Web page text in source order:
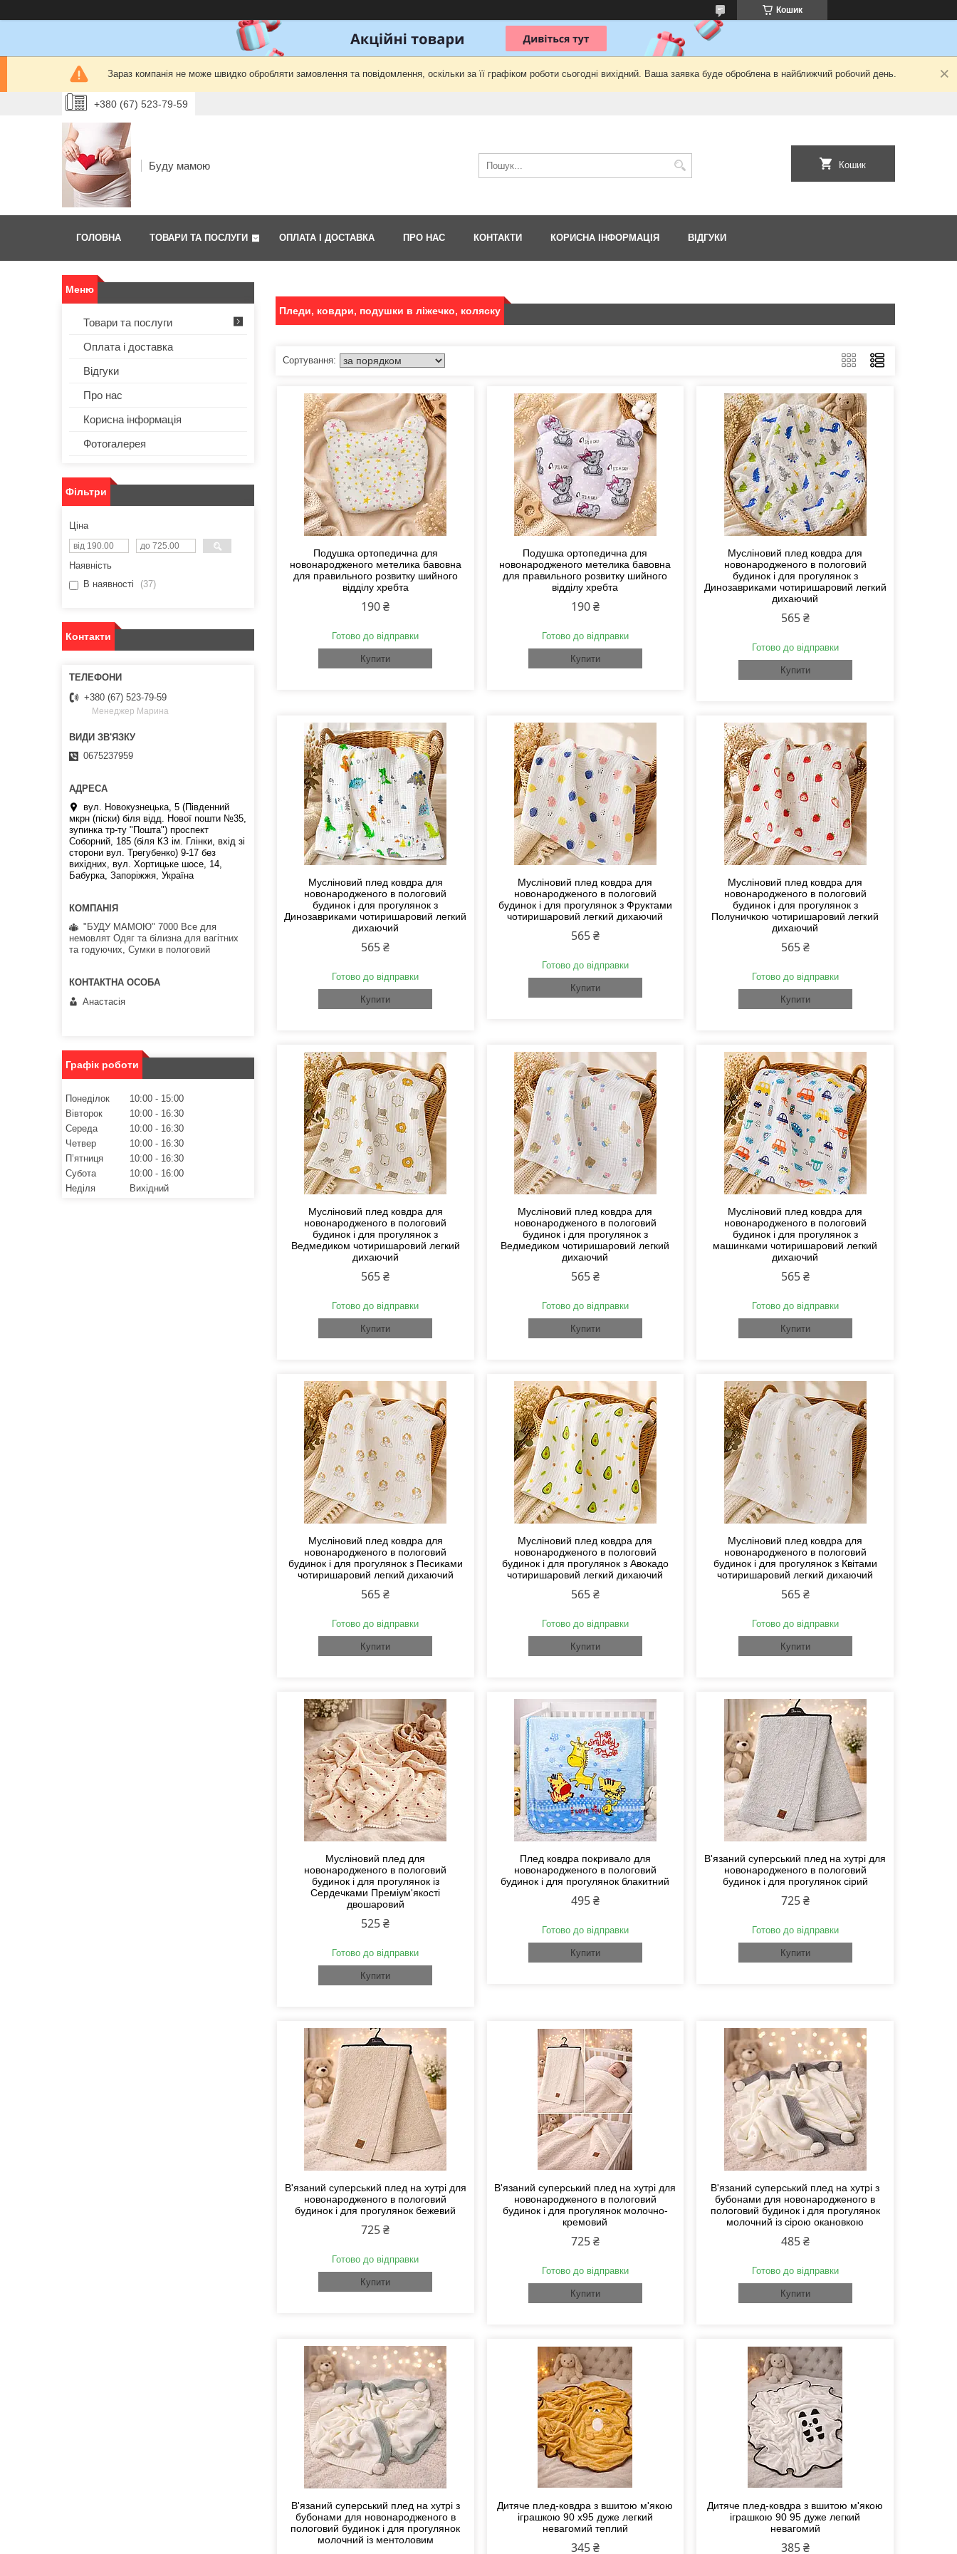
Кошик
Зараз компанія не може швидко обробляти замовлення та повідомлення, оскільки за її графіком роботи сьогодні вихідний. Ваша заявка буде оброблена в найближчий робочий день.
+380 (67) 523-79-59
Буду мамою Кошик
ГОЛОВНА ТОВАРИ ТА ПОСЛУГИ ОПЛАТА І ДОСТАВКА ПРО НАС КОНТАКТИ КОРИСНА ІНФОРМАЦІЯ ВІДГУКИ
Пледи, ковдри, подушки в ліжечко, коляску
Подушка ортопедична для
новонародженого метелика бавовна
для правильного розвитку шийного
відділу хребта
190 ₴
Готово до відправки
Купити
Подушка ортопедична для
новонародженого метелика бавовна
для правильного розвитку шийного
відділу хребта
190 ₴
Готово до відправки
Купити
Мусліновий плед ковдра для
новонародженого в пологовий
будинок і для прогулянок з
Динозавриками чотиришаровий легкий
дихаючий
565 ₴
Готово до відправки
Купити
Мусліновий плед ковдра для
новонародженого в пологовий
будинок і для прогулянок з
Динозавриками чотиришаровий легкий
дихаючий
565 ₴
Готово до відправки
Купити
Мусліновий плед ковдра для
новонародженого в пологовий
будинок і для прогулянок з Фруктами
чотиришаровий легкий дихаючий
565 ₴
Готово до відправки
Купити
Мусліновий плед ковдра для
новонародженого в пологовий
будинок і для прогулянок з
Полуничкою чотиришаровий легкий
дихаючий
565 ₴
Готово до відправки
Купити
Мусліновий плед ковдра для
новонародженого в пологовий
будинок і для прогулянок з
Ведмедиком чотиришаровий легкий
дихаючий
565 ₴
Готово до відправки
Купити
Мусліновий плед ковдра для
новонародженого в пологовий
будинок і для прогулянок з
Ведмедиком чотиришаровий легкий
дихаючий
565 ₴
Готово до відправки
Купити
Мусліновий плед ковдра для
новонародженого в пологовий
будинок і для прогулянок з
машинками чотиришаровий легкий
дихаючий
565 ₴
Готово до відправки
Купити
Мусліновий плед ковдра для
новонародженого в пологовий
будинок і для прогулянок з Песиками
чотиришаровий легкий дихаючий
565 ₴
Готово до відправки
Купити
Мусліновий плед ковдра для
новонародженого в пологовий
будинок і для прогулянок з Авокадо
чотиришаровий легкий дихаючий
565 ₴
Готово до відправки
Купити
Мусліновий плед ковдра для
новонародженого в пологовий
будинок і для прогулянок з Квітами
чотиришаровий легкий дихаючий
565 ₴
Готово до відправки
Купити
Мусліновий плед для
новонародженого в пологовий
будинок і для прогулянок із
Сердечками Преміум'якості
двошаровий
525 ₴
Готово до відправки
Купити
Плед ковдра покривало для
новонародженого в пологовий
будинок і для прогулянок блакитний
495 ₴
Готово до відправки
Купити
В'язаний суперський плед на хутрі для
новонародженого в пологовий
будинок і для прогулянок сірий
725 ₴
Готово до відправки
Купити
В'язаний суперський плед на хутрі для
новонародженого в пологовий
будинок і для прогулянок бежевий
725 ₴
Готово до відправки
Купити
В'язаний суперський плед на хутрі для
новонародженого в пологовий
будинок і для прогулянок молочно-
кремовий
725 ₴
Готово до відправки
Купити
В'язаний суперський плед на хутрі з
бубонами для новонародженого в
пологовий будинок і для прогулянок
молочний із сірою окановкою
485 ₴
Готово до відправки
Купити
В'язаний суперський плед на хутрі з
бубонами для новонародженого в
пологовий будинок і для прогулянок
молочний із ментоловим
Дитяче плед-ковдра з вшитою м'якою
іграшкою 90 х95 дуже легкий
невагомий теплий
345 ₴
Дитяче плед-ковдра з вшитою м'якою
іграшкою 90 95 дуже легкий
невагомий
385 ₴
Товари та послуги
Оплата і доставка
Відгуки
Про нас
Корисна інформація
Фотогалерея
Фільтри
Ціна
Наявність
В наявності
37
Контакти
+380 (67) 523-79-59
Менеджер Марина
0675237959
вул. Новокузнецька, 5 (Південний
мкрн (піски) біля відд. Нової пошти №35,
зупинка тр-ту "Пошта") проспект
Соборний, 185 (біля КЗ ім. Глінки, вхід зі
сторони вул. Трегубенко) 9-17 без
вихідних, вул. Хортицьке шосе, 14,
Бабурка, Запоріжжя, Україна
"БУДУ МАМОЮ" 7000 Все для
немовлят Одяг та білизна для вагітних
та годуючих, Сумки в пологовий
Анастасія
Графік роботи
Понеділок 10:00
15:00
Вівторок
10:00
16:30
Середа
10:00
16:30
Четвер
10:00
16:30
Пʼятниця
10:00
16:30
Субота
10:00
16:00
Неділя
Вихідний